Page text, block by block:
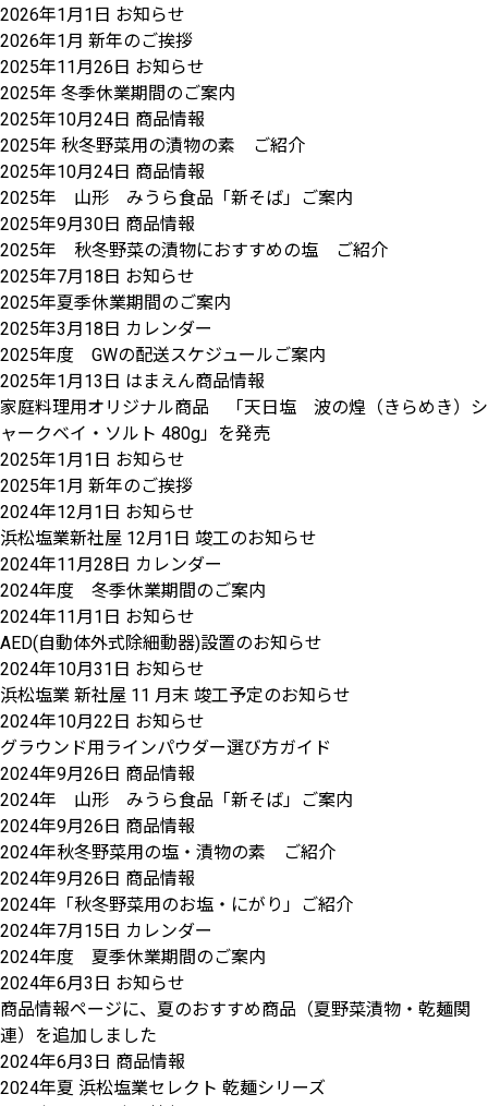
2026年1月1日 お知らせ
2026年1月 新年のご挨拶
2025年11月26日 お知らせ
2025年 冬季休業期間のご案内
2025年10月24日 商品情報
2025年 秋冬野菜用の漬物の素 ご紹介
2025年10月24日 商品情報
2025年 山形 みうら食品「新そば」ご案内
2025年9月30日 商品情報
2025年 秋冬野菜の漬物におすすめの塩 ご紹介
2025年7月18日 お知らせ
2025年夏季休業期間のご案内
2025年3月18日 カレンダー
2025年度 GWの配送スケジュールご案内
2025年1月13日 はまえん商品情報
家庭料理用オリジナル商品 「天日塩 波の煌（きらめき）シ
ャークベイ・ソルト 480g」を発売
2025年1月1日 お知らせ
2025年1月 新年のご挨拶
2024年12月1日 お知らせ
浜松塩業新社屋 12月1日 竣工のお知らせ
2024年11月28日 カレンダー
2024年度 冬季休業期間のご案内
2024年11月1日 お知らせ
AED(自動体外式除細動器)設置のお知らせ
2024年10月31日 お知らせ
浜松塩業 新社屋 11 月末 竣工予定のお知らせ
2024年10月22日 お知らせ
グラウンド用ラインパウダー選び方ガイド
2024年9月26日 商品情報
2024年 山形 みうら食品「新そば」ご案内
2024年9月26日 商品情報
2024年秋冬野菜用の塩・漬物の素 ご紹介
2024年9月26日 商品情報
2024年「秋冬野菜用のお塩・にがり」ご紹介
2024年7月15日 カレンダー
2024年度 夏季休業期間のご案内
2024年6月3日 お知らせ
商品情報ページに、夏のおすすめ商品（夏野菜漬物・乾麺関
連）を追加しました
2024年6月3日 商品情報
2024年夏 浜松塩業セレクト 乾麺シリーズ